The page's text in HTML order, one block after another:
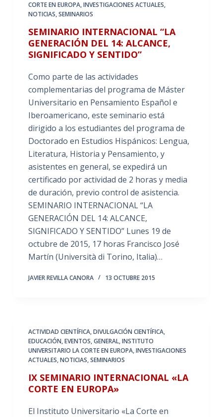
CORTE EN EUROPA,INVESTIGACIONES ACTUALES,
NOTICIAS,SEMINARIOS
SEMINARIO INTERNACIONAL “LA
GENERACIÓN DEL 14: ALCANCE,
SIGNIFICADO Y SENTIDO”
Como parte de las actividades
complementarias del programa de Máster
Universitario en Pensamiento Español e
Iberoamericano, este seminario está
dirigido a los estudiantes del programa de
Doctorado en Estudios Hispánicos: Lengua,
Literatura, Historia y Pensamiento, y
asistentes en general, se expedirá un
certificado por actividad de 2 horas y media
de duración, previo control de asistencia.
SEMINARIO INTERNACIONAL “LA
GENERACIÓN DEL 14: ALCANCE,
SIGNIFICADO Y SENTIDO” Lunes 19 de
octubre de 2015, 17 horas Francisco José
Martín (Università di Torino, Italia)…
JAVIER REVILLA CANORA 13 OCTUBRE 2015
ACTIVIDAD CIENTÍFICA,DIVULGACIÓN CIENTÍFICA,
EDUCACIÓN,EVENTOS,GENERAL,INSTITUTO
UNIVERSITARIO LA CORTE EN EUROPA,INVESTIGACIONES
ACTUALES,NOTICIAS,SEMINARIOS
IX SEMINARIO INTERNACIONAL «LA
CORTE EN EUROPA»
El Instituto Universitario «La Corte en